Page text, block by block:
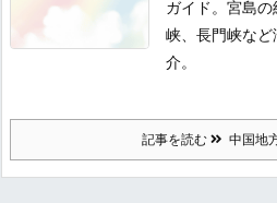
ガイド。宮島
峡、長門峡な
介。
記事を読む 中国地